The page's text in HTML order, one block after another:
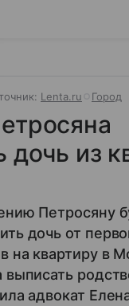
Lenta.ru Город
дочь из
Петросяну
дочь от
на квартиру в
выписать
адвокат